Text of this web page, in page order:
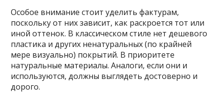
Особое внимание стоит уделить фактурам,
поскольку от них зависит, как раскроется тот или
иной оттенок. В классическом стиле нет дешевого
пластика и других ненатуральных (по крайней
мере визуально) покрытий. В приоритете
натуральные материалы. Аналоги, если они и
используются, должны выглядеть достоверно и
дорого.